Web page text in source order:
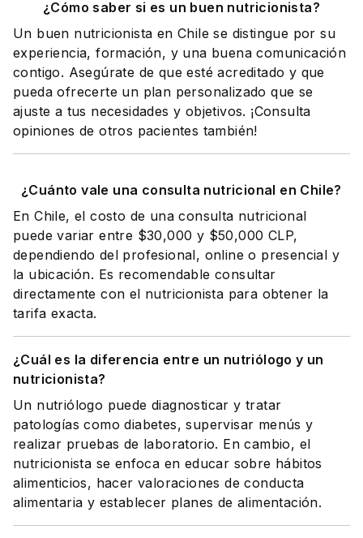
¿Cómo saber si es un buen nutricionista?
Un buen nutricionista en Chile se distingue por su
experiencia, formación, y una buena comunicación
contigo. Asegúrate de que esté acreditado y que
pueda ofrecerte un plan personalizado que se
ajuste a tus necesidades y objetivos. ¡Consulta
opiniones de otros pacientes también!
¿Cuánto vale una consulta nutricional en Chile?
En Chile, el costo de una consulta nutricional
puede variar entre $30,000 y $50,000 CLP,
dependiendo del profesional, online o presencial y
la ubicación. Es recomendable consultar
directamente con el nutricionista para obtener la
tarifa exacta.
¿Cuál es la diferencia entre un nutriólogo y un
nutricionista?
Un nutriólogo puede diagnosticar y tratar
patologías como diabetes, supervisar menús y
realizar pruebas de laboratorio. En cambio, el
nutricionista se enfoca en educar sobre hábitos
alimenticios, hacer valoraciones de conducta
alimentaria y establecer planes de alimentación.